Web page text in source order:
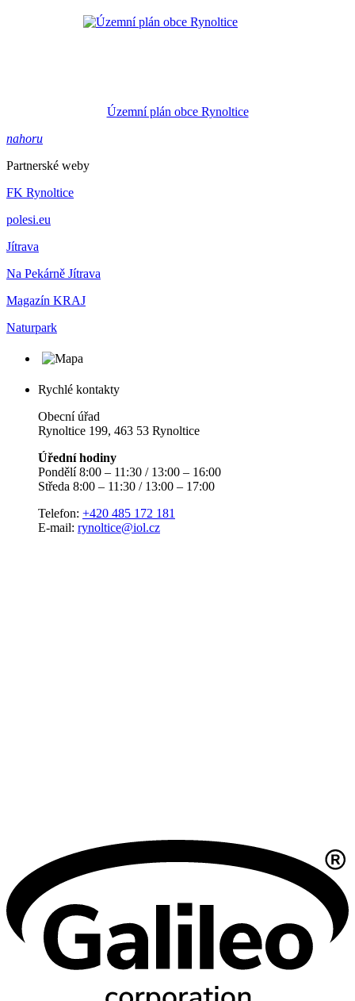
Územní plán obce Rynoltice
nahoru
Partnerské weby
FK Rynoltice
polesi.eu
Jítrava
Na Pekárně Jítrava
Magazín KRAJ
Naturpark
Rychlé kontakty
Obecní úřad
Rynoltice 199, 463 53 Rynoltice
Úřední hodiny
Pondělí 8:00 – 11:30 / 13:00 – 16:00
Středa 8:00 – 11:30 / 13:00 – 17:00
Telefon: +420 485 172 181
E-mail: rynoltice@iol.cz